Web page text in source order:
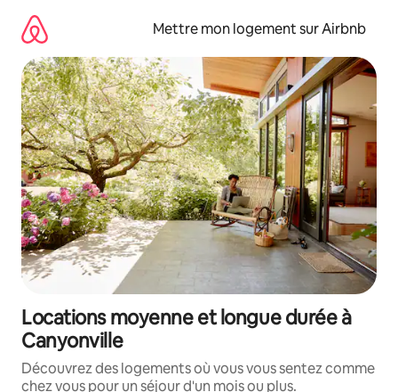
directement
contenu
Mettre mon logement sur Airbnb
Locations moyenne et longue durée à
Canyonville
Découvrez des logements où vous vous sentez comme
chez vous pour un séjour d'un mois ou plus.